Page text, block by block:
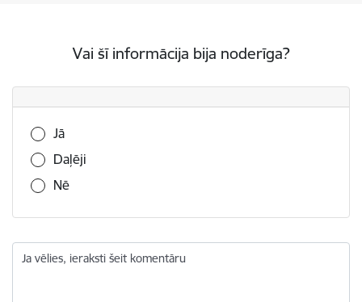
Vai šī informācija bija noderīga?
Vai šī informācija bija noderīga?
Jā
Daļēji
Nē
Ja vēlies, ieraksti šeit komentāru